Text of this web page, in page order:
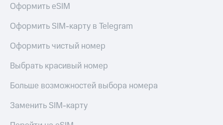
Финансы
доход
Страхование
Покупка
полисов
онлайн
Акции
пополнения
Скидка
на связь
Тарифы
РИИЛ
Оформить eSIM
Оформить SIM-карту в Telegram
Оформить чистый номер
Выбрать красивый номер
Больше возможностей выбора номера
Заменить SIM-карту